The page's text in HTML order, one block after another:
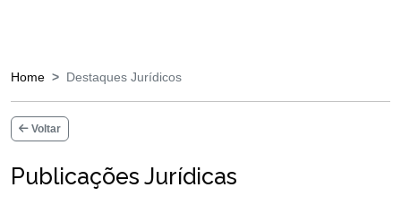
Home Destaques Jurídicos
Voltar
Publicações Jurídicas